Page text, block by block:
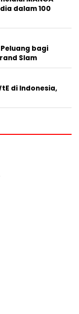
dalam 100
Peluang bagi
Slam
di Indonesia,